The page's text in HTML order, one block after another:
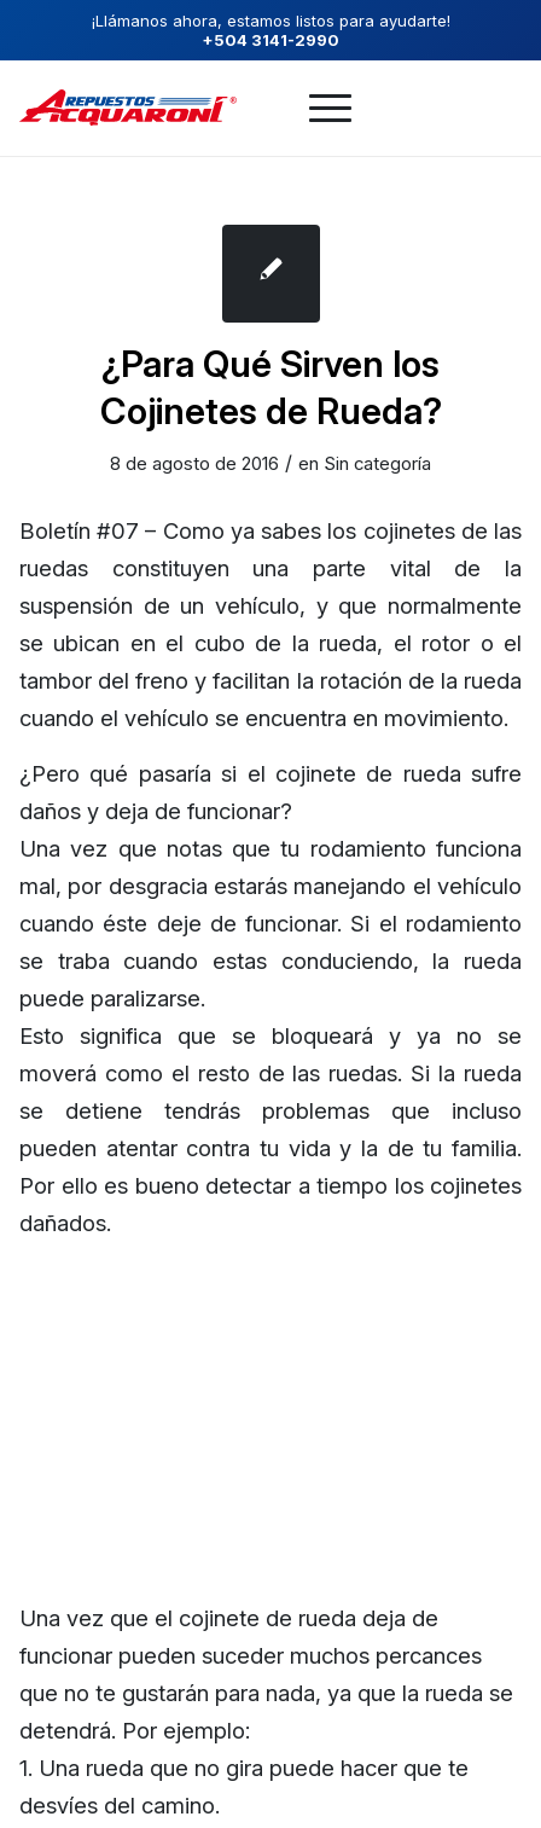
¡Llámanos ahora, estamos listos para ayudarte!
+504 3141-2990
¿Para Qué Sirven los
Cojinetes de Rueda?
8 de agosto de 2016 / en Sin categoría
Boletín #07 – Como ya sabes los cojinetes de las
ruedas constituyen una parte vital de la
suspensión de un vehículo, y que normalmente
se ubican en el cubo de la rueda, el rotor o el
tambor del freno y facilitan la rotación de la rueda
cuando el vehículo se encuentra en movimiento.
¿Pero qué pasaría si el cojinete de rueda sufre
daños y deja de funcionar?
Una vez que notas que tu rodamiento funciona
mal, por desgracia estarás manejando el vehículo
cuando éste deje de funcionar. Si el rodamiento
se traba cuando estas conduciendo, la rueda
puede paralizarse.
Esto significa que se bloqueará y ya no se
moverá como el resto de las ruedas. Si la rueda
se detiene tendrás problemas que incluso
pueden atentar contra tu vida y la de tu familia.
Por ello es bueno detectar a tiempo los cojinetes
dañados.
Una vez que el cojinete de rueda deja de
funcionar pueden suceder muchos percances
que no te gustarán para nada, ya que la rueda se
detendrá. Por ejemplo:
1. Una rueda que no gira puede hacer que te
desvíes del camino.